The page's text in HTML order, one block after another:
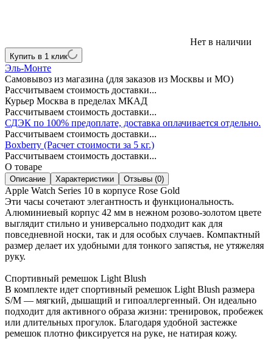
Нет в наличии
Купить в 1 клик
Эль-Монте
Самовывоз из магазина (для заказов из Москвы и МО)
Рассчитываем стоимость доставки...
Курьер Москва в пределах МКАД
Рассчитываем стоимость доставки...
СДЭК по 100% предоплате, доставка оплачивается отдельно.
Рассчитываем стоимость доставки...
Boxberry (Расчет стоимости за 5 кг.)
Рассчитываем стоимость доставки...
О товаре
Описание Характеристики Отзывы (0)
Apple Watch Series 10 в корпусе Rose Gold
Эти часы сочетают элегантность и функциональность.
Алюминиевый корпус 42 мм в нежном розово-золотом цвете
выглядит стильно и универсально подходит как для
повседневной носки, так и для особых случаев. Компактный
размер делает их удобными для тонкого запястья, не утяжеляя
руку.
Спортивный ремешок Light Blush
В комплекте идет спортивный ремешок Light Blush размера
S/M — мягкий, дышащий и гипоаллергенный. Он идеально
подходит для активного образа жизни: тренировок, пробежек
или длительных прогулок. Благодаря удобной застежке
ремешок плотно фиксируется на руке, не натирая кожу.